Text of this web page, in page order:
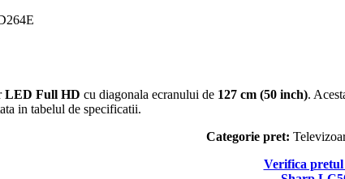
LED Full HD cu diagonala ecranului de 127 cm (50 inch).
in tabelul de specificatii.
Categorie pret:
Verifica